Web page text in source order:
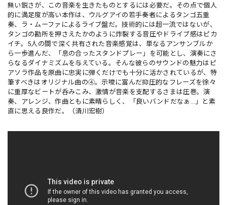
無い鋭さが、この音楽を生きたものとするには必要だ。その点で個人
的に満足度が高い本作は、ウルグアイの若手奏者によるタンゴ五重
奏、ラ・ムーファによるライブ盤だ。技術的には超一流ではないが、
タンゴの勘所を押さえたかのように炸裂する音圧やドライブ感はピカ
イチ。5人の間で深く共有された音楽感覚は、単なるアンサンブルか
ら一歩進んだ、「息の合ったスタンドプレー」を可能とし、演奏にさ
らなるダイナミズムを与えている。そんな彼らのサウンドの魅力はピ
アソラ作品を原曲に忠実に弾くだけでも十分に活かされているが、特
筆すべきはオリジナル曲の④。示唆に富んだ抑圧的なフレーズを徐々
に重厚なビートが呑みこみ、激情が音楽を支配するさまは圧巻。演
奏、アレンジ、作曲ともに素晴らしく、「良いバンドだなぁ…」と素
直に思える良作だ。（清川宏樹）